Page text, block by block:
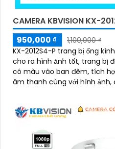
CAMERA KBVISION KX-
950,000 ₫
1,100,000 ₫
KX-2012S4-P trang bị ống
cho ra hình ảnh tốt, trang bị
có màu vào ban đêm, tích
âm thanh cùng với hình ảnh,